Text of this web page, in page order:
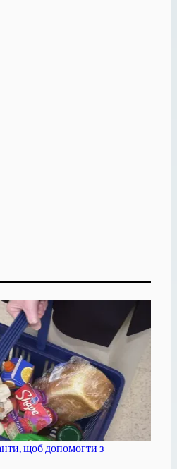
щоб допомогти з